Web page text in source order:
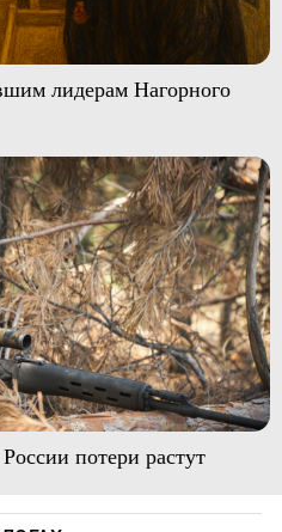
лидерам Нагорного
потери растут